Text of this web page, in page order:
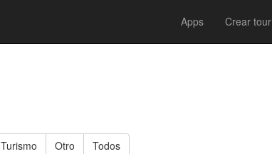
Apps Crear tour
Turismo Otro Todos